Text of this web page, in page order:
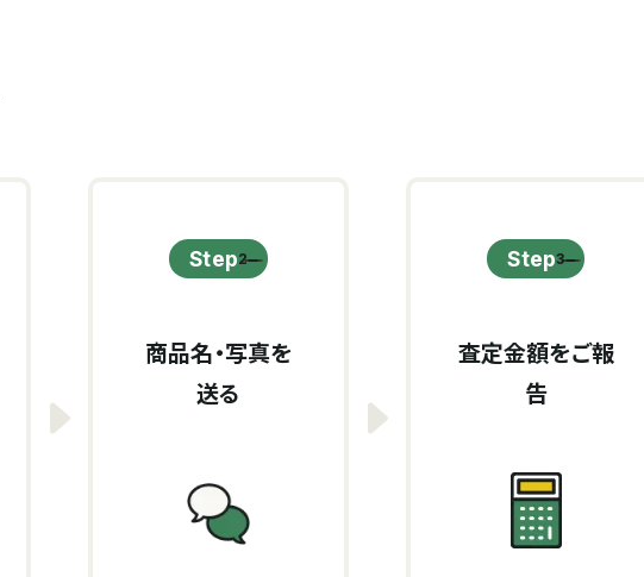
Step
商品名・写真を
送る
Step
査定金額をご報
告